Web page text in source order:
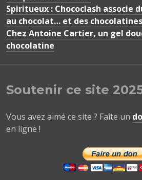
Spiritueux : Chococlash associe
au chocolat… et des chocolatines
Chez Antoine Cartier, un gel
chocolatine
Soutenir ce site
Vous avez aimé ce site ? Faîte un
en ligne !